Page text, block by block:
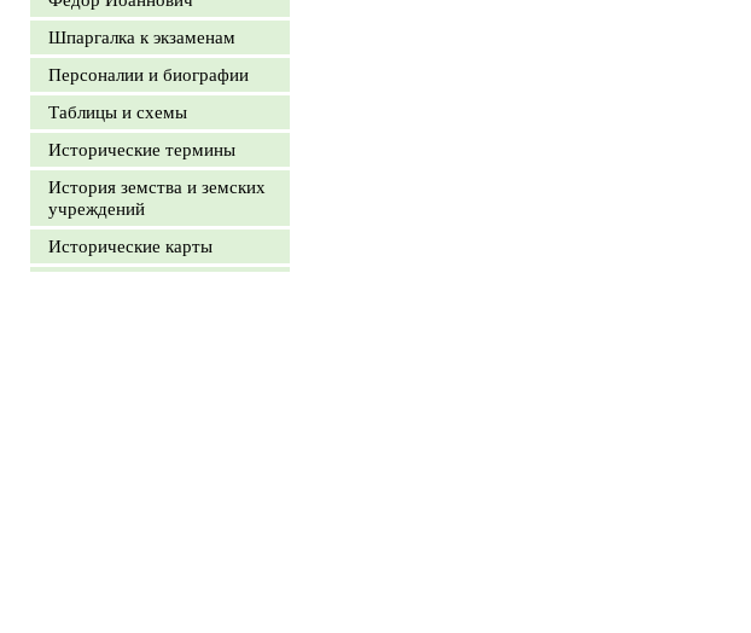
Шпаргалка к экзаменам
Персоналии и биографии
Таблицы и схемы
Исторические термины
История земства и земских
учреждений
Исторические карты